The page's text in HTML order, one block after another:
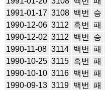
1991-01-17 3108 백번 승
1990-12-06 3112 흑번 패
1990-12-02 3112 백번 승
1990-11-08 3114 백번 패
1990-10-25 3115 흑번 패
1990-10-10 3116 백번 패
1990-09-13 3119 백번 패